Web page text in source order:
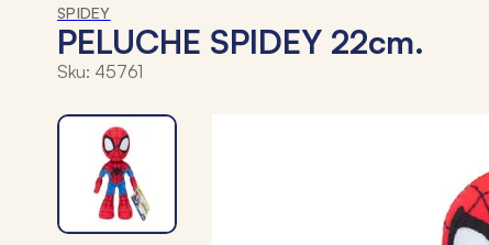
SPIDEY
PELUCHE SPIDEY 22cm.
Sku: 45761